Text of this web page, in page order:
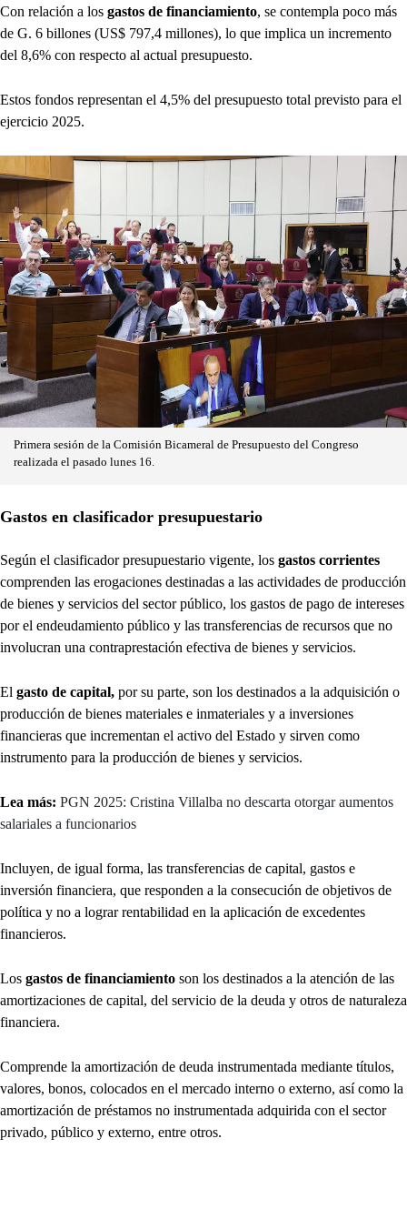
Con relación a los gastos de financiamiento, se contempla poco más
de G. 6 billones (US$ 797,4 millones), lo que implica un incremento
del 8,6% con respecto al actual presupuesto.
Estos fondos representan el 4,5% del presupuesto total previsto para el
ejercicio 2025.
Primera sesión de la Comisión Bicameral de Presupuesto del Congreso
realizada el pasado lunes 16.
Gastos en clasificador presupuestario
Según el clasificador presupuestario vigente, los gastos corrientes
comprenden las erogaciones destinadas a las actividades de producción
de bienes y servicios del sector público, los gastos de pago de intereses
por el endeudamiento público y las transferencias de recursos que no
involucran una contraprestación efectiva de bienes y servicios.
El gasto de capital, por su parte, son los destinados a la adquisición o
producción de bienes materiales e inmateriales y a inversiones
financieras que incrementan el activo del Estado y sirven como
instrumento para la producción de bienes y servicios.
Lea más: PGN 2025: Cristina Villalba no descarta otorgar aumentos
salariales a funcionarios
Incluyen, de igual forma, las transferencias de capital, gastos e
inversión financiera, que responden a la consecución de objetivos de
política y no a lograr rentabilidad en la aplicación de excedentes
financieros.
Los gastos de financiamiento son los destinados a la atención de las
amortizaciones de capital, del servicio de la deuda y otros de naturaleza
financiera.
Comprende la amortización de deuda instrumentada mediante títulos,
valores, bonos, colocados en el mercado interno o externo, así como la
amortización de préstamos no instrumentada adquirida con el sector
privado, público y externo, entre otros.